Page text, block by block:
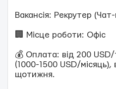
Вакансія: Рекрутер
🏢 Місце роботи: Офіс
💰 Оплата: від 200
(1000-1500 USD/
щотижня.